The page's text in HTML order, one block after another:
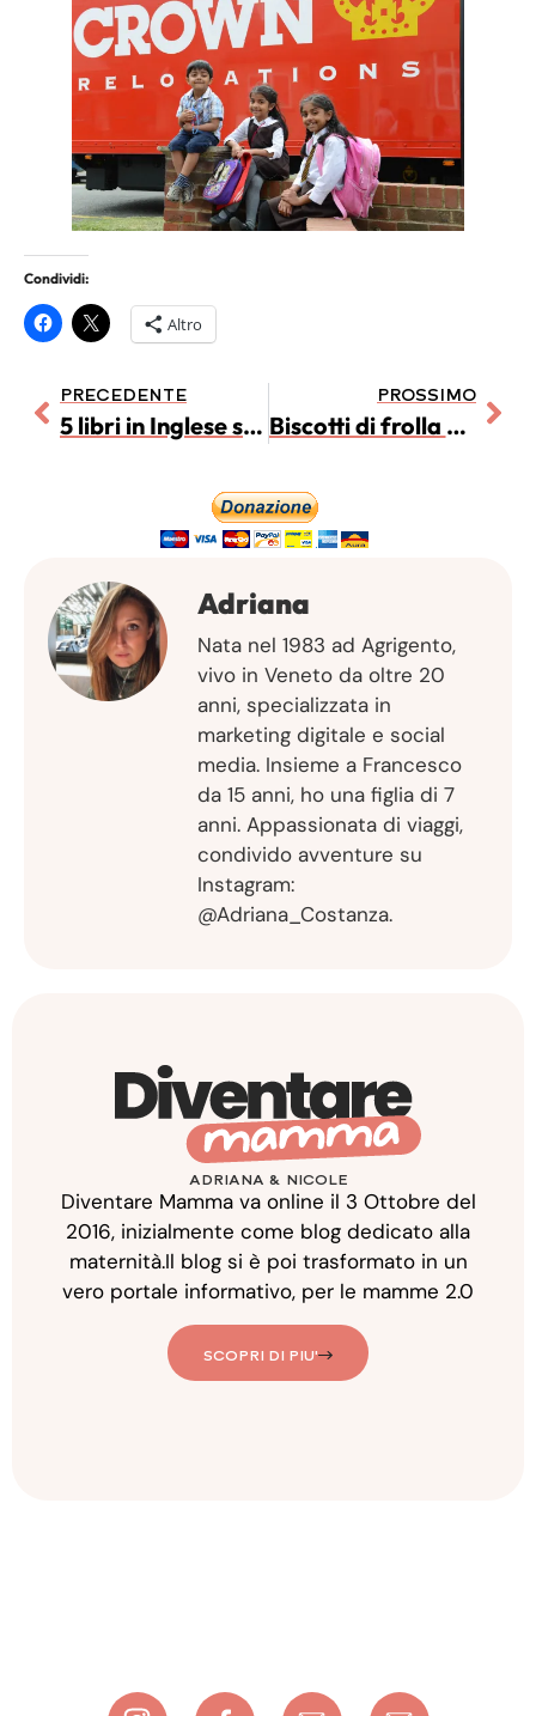
Condividi:
Altro
PRECEDENTE
5 libri in Inglese sotto l’albero
PROSSIMO
Biscotti di frolla con fiori e clown colorati
Adriana
Nata nel 1983 ad Agrigento,
vivo in Veneto da oltre 20
anni, specializzata in
marketing digitale e social
media. Insieme a Francesco
da 15 anni, ho una figlia di 7
anni. Appassionata di viaggi,
condivido avventure su
Instagram:
@Adriana_Costanza.
ADRIANA & NICOLE
Diventare Mamma va online il 3 Ottobre del
2016, inizialmente come blog dedicato alla
maternità.Il blog si è poi trasformato in un
vero portale informativo, per le mamme 2.0
SCOPRI DI PIU'